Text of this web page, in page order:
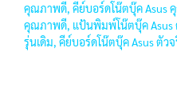
คุณภาพดี, คีย์บอร์ดโน๊ตบุ๊ค Asus
คุณภาพดี, แป้นพิมพ์โน๊ตบุ๊ค Asus
รุ่นเดิม, คีย์บอร์ดโน๊ตบุ๊ค Asus ตัว